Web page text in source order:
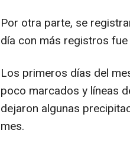
Por otra parte, se
día con más registros
Los primeros días del
poco marcados y líneas
dejaron algunas
mes.